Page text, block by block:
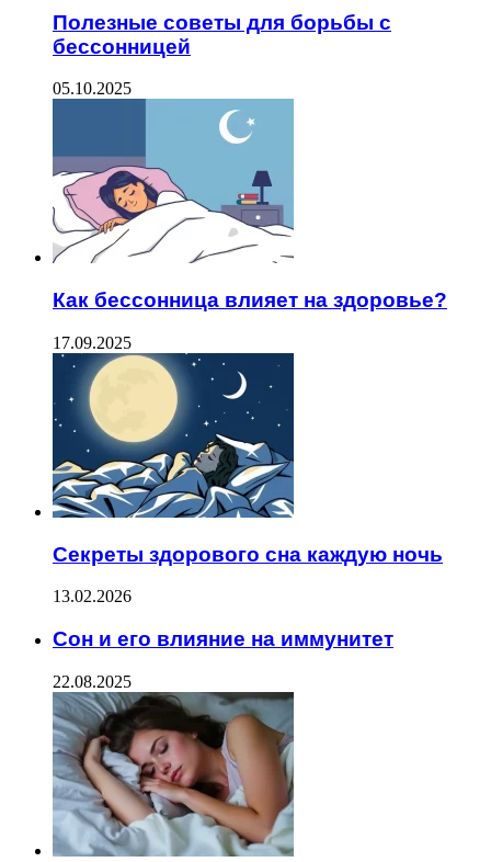
Полезные советы для борьбы с
бессонницей
05.10.2025
Как бессонница влияет на здоровье?
17.09.2025
Секреты здорового сна каждую ночь
13.02.2026
Сон и его влияние на иммунитет
22.08.2025